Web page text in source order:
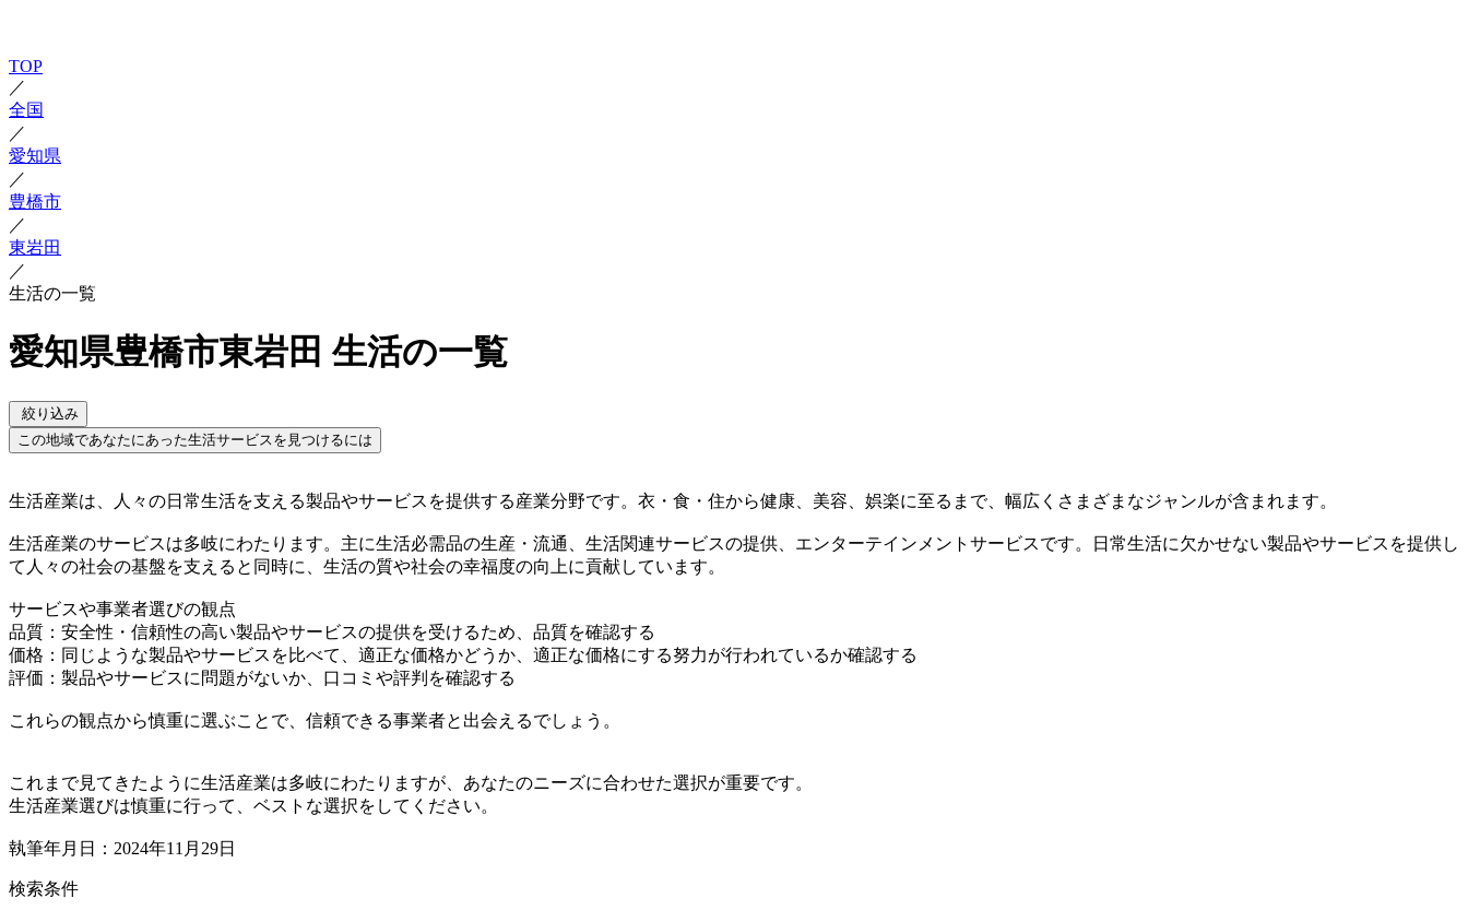
TOP
／
全国
／
愛知県
／
豊橋市
／
東岩田
／
生活の一覧
愛知県豊橋市東岩田 生活の一覧
絞り込み
この地域であなたにあった生活サービスを見つけるには
生活産業は、人々の日常生活を支える製品やサービスを提供する産業分野です。衣・食・住から健康、美容、娯楽に至るまで、幅広くさまざまなジャンルが含まれます。
生活産業のサービスは多岐にわたります。主に生活必需品の生産・流通、生活関連サービスの提供、エンターテインメントサービスです。日常生活に欠かせない製品やサービスを提供し
て人々の社会の基盤を支えると同時に、生活の質や社会の幸福度の向上に貢献しています。
サービスや事業者選びの観点
品質：安全性・信頼性の高い製品やサービスの提供を受けるため、品質を確認する
価格：同じような製品やサービスを比べて、適正な価格かどうか、適正な価格にする努力が行われているか確認する
評価：製品やサービスに問題がないか、口コミや評判を確認する
これらの観点から慎重に選ぶことで、信頼できる事業者と出会えるでしょう。
これまで見てきたように生活産業は多岐にわたりますが、あなたのニーズに合わせた選択が重要です。
生活産業選びは慎重に行って、ベストな選択をしてください。
執筆年月日：2024年11月29日
検索条件